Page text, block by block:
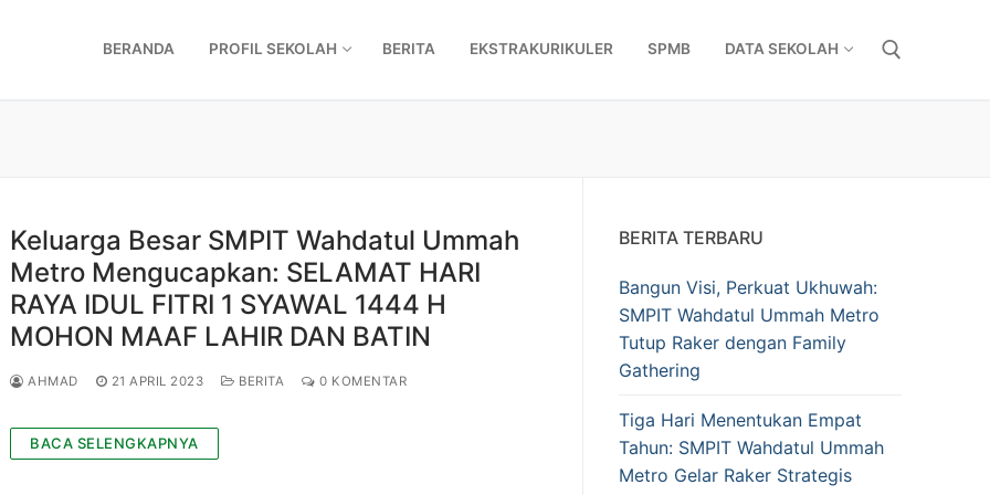
BERANDA PROFIL SEKOLAH BERITA EKSTRAKURIKULER SPMB DATA SEKOLAH
Keluarga Besar SMPIT Wahdatul Ummah
Metro Mengucapkan: SELAMAT HARI
RAYA IDUL FITRI 1 SYAWAL 1444 H
MOHON MAAF LAHIR DAN BATIN
AHMAD 21 APRIL 2023 BERITA 0 KOMENTAR
BACA SELENGKAPNYA
BERITA TERBARU
Bangun Visi, Perkuat Ukhuwah:
SMPIT Wahdatul Ummah Metro
Tutup Raker dengan Family
Gathering
Tiga Hari Menentukan Empat
Tahun: SMPIT Wahdatul Ummah
Metro Gelar Raker Strategis